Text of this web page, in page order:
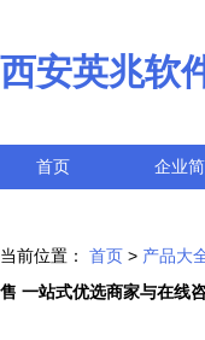
西安英兆软
首页 企业
当前位置： 首页 > 产品大
售 一站式优选商家与在线